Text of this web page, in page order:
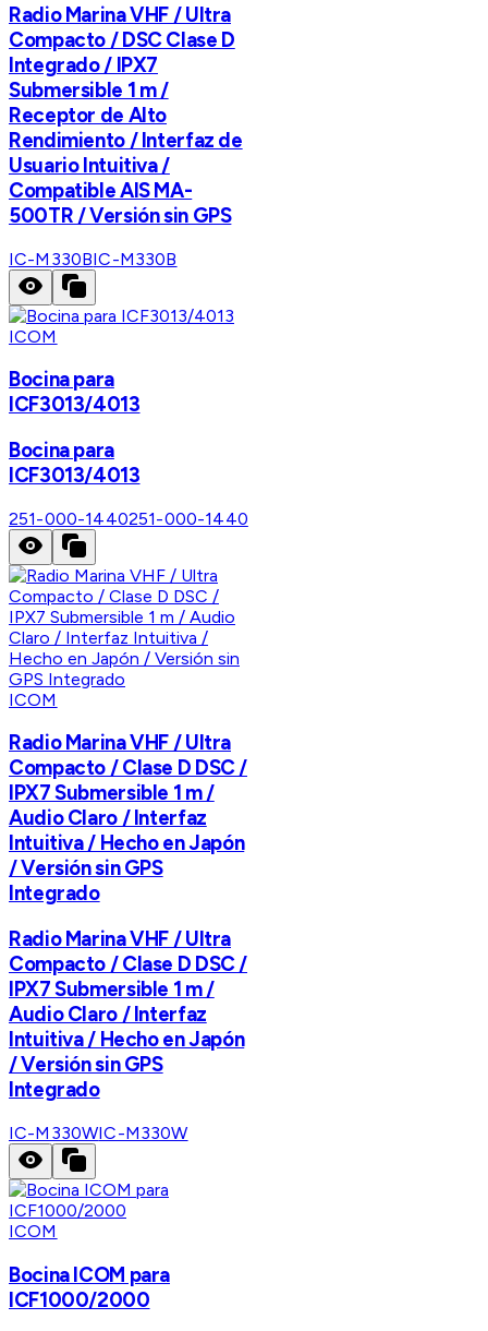
Radio Marina VHF / Ultra
Compacto / DSC Clase D
Integrado / IPX7
Submersible 1 m /
Receptor de Alto
Rendimiento / Interfaz de
Usuario Intuitiva /
Compatible AIS MA-
500TR / Versión sin GPS
IC-M330BIC-M330B
ICOM
Bocina para
ICF3013/4013
Bocina para
ICF3013/4013
251-000-1440251-000-1440
ICOM
Radio Marina VHF / Ultra
Compacto / Clase D DSC /
IPX7 Submersible 1 m /
Audio Claro / Interfaz
Intuitiva / Hecho en Japón
/ Versión sin GPS
Integrado
Radio Marina VHF / Ultra
Compacto / Clase D DSC /
IPX7 Submersible 1 m /
Audio Claro / Interfaz
Intuitiva / Hecho en Japón
/ Versión sin GPS
Integrado
IC-M330WIC-M330W
ICOM
Bocina ICOM para
ICF1000/2000